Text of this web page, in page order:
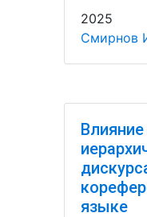
2025
Смирнов
языке